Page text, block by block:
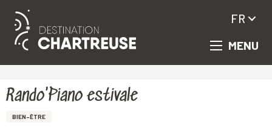
Aller
principal
MENU
FR
Rando'Piano estivale
BIEN-ÊTRE